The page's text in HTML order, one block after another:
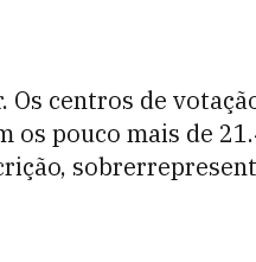
centros de
os pouco mais de